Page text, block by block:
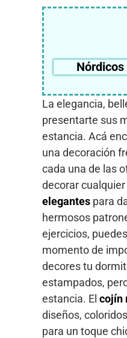
Nórdicos
La elegancia,
presentarte sus
estancia. Acá
una decoración
cada una de las
decorar
elegantes para
hermosos
ejercicios,
momento de
decores tu
estampados,
estancia. El cojín
diseños,
para un toque